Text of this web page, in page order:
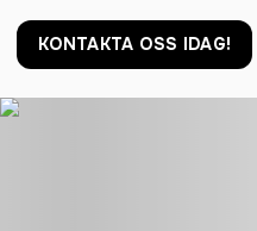
KONTAKTA OSS IDAG!